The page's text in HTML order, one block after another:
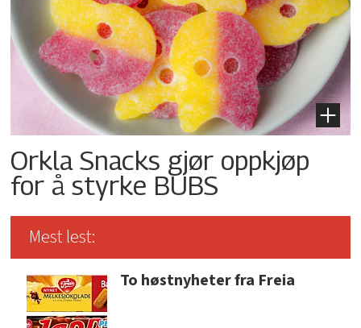
Orkla Snacks gjør oppkjøp
for å styrke BUBS
Mest lest:
To høstnyheter fra Freia